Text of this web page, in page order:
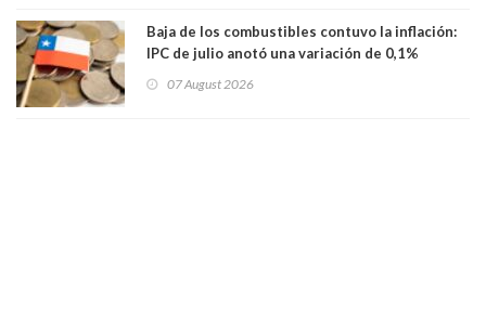
Baja de los combustibles contuvo la inflación:
IPC de julio anotó una variación de 0,1%
07 August 2026